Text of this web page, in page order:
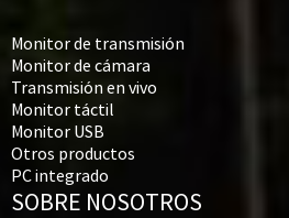
Monitor de transmisión
Monitor de cámara
Transmisión en vivo
Monitor táctil
Monitor USB
Otros productos
PC integrado
SOBRE NOSOTROS